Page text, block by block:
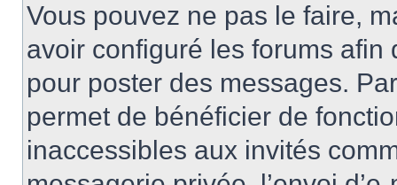
Vous pouvez ne pas le faire,
avoir configuré les forums afin
pour poster des messages.
permet de bénéficier de
inaccessibles aux invités